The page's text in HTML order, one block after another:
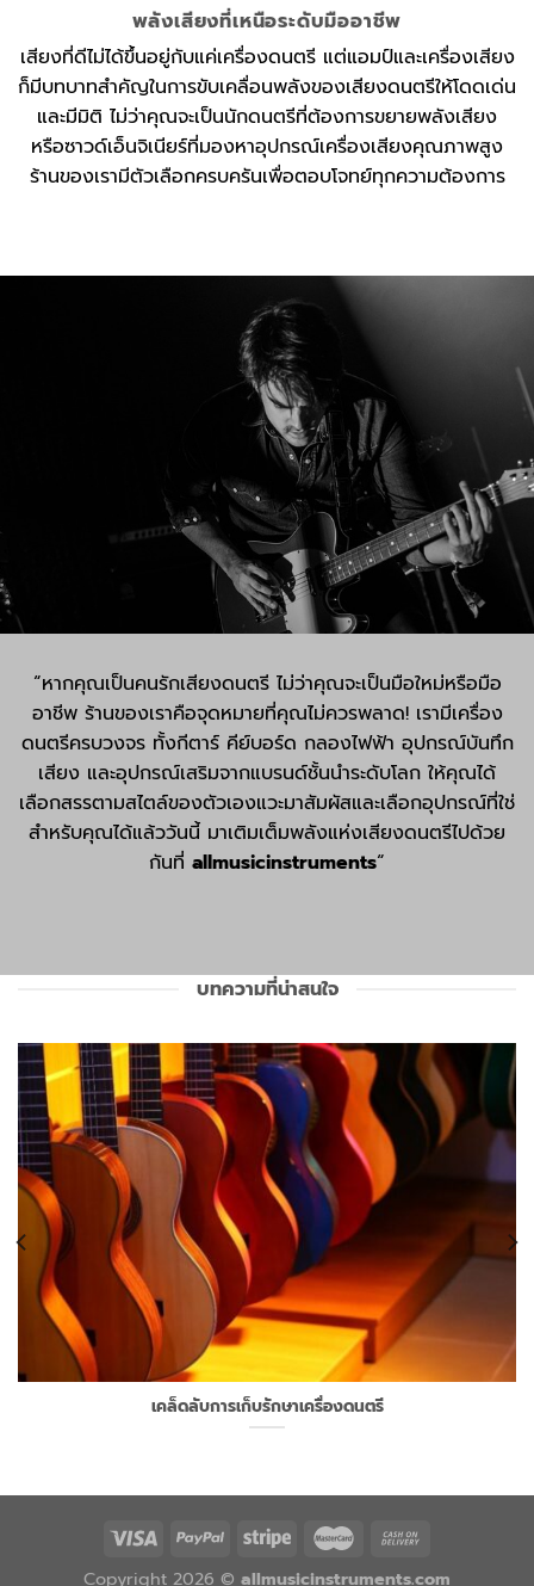
พลังเสียงที่เหนือระดับมืออาชีพ
เสียงที่ดีไม่ได้ขึ้นอยู่กับแค่เครื่องดนตรี แต่แอมป์และเครื่องเสียง
ก็มีบทบาทสำคัญในการขับเคลื่อนพลังของเสียงดนตรีให้โดดเด่น
และมีมิติ ไม่ว่าคุณจะเป็นนักดนตรีที่ต้องการขยายพลังเสียง
หรือซาวด์เอ็นจิเนียร์ที่มองหาอุปกรณ์เครื่องเสียงคุณภาพสูง
ร้านของเรามีตัวเลือกครบครันเพื่อตอบโจทย์ทุกความต้องการ
“หากคุณเป็นคนรักเสียงดนตรี ไม่ว่าคุณจะเป็นมือใหม่หรือมือ
อาชีพ ร้านของเราคือจุดหมายที่คุณไม่ควรพลาด! เรามีเครื่อง
ดนตรีครบวงจร ทั้งกีตาร์ คีย์บอร์ด กลองไฟฟ้า อุปกรณ์บันทึก
เสียง และอุปกรณ์เสริมจากแบรนด์ชั้นนำระดับโลก ให้คุณได้
เลือกสรรตามสไตล์ของตัวเองแวะมาสัมผัสและเลือกอุปกรณ์ที่ใช่
สำหรับคุณได้แล้ววันนี้ มาเติมเต็มพลังแห่งเสียงดนตรีไปด้วย
กันที่ allmusicinstruments“
บทความที่น่าสนใจ
เคล็ดลับการเก็บรักษาเครื่องดนตรี
Copyright 2026 © allmusicinstruments.com